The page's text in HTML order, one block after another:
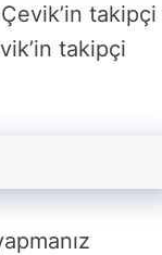
takipçi
takipçi